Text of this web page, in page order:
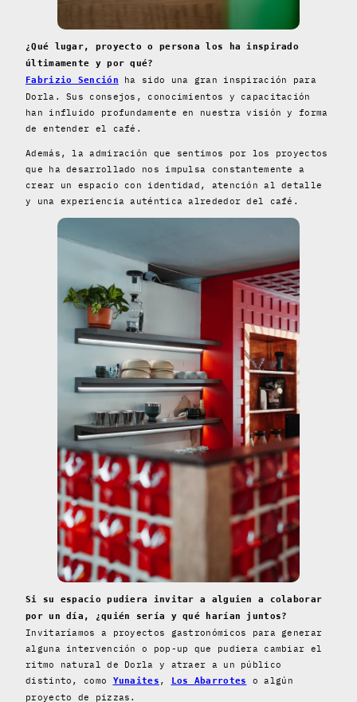
¿Qué lugar, proyecto o persona los ha inspirado
últimamente y por qué?
Fabrizio Sención
ha sido una gran inspiración para
Dorla. Sus consejos, conocimientos y capacitación
han influido profundamente en nuestra visión y forma
de entender el café.
Además, la admiración que sentimos por los proyectos
que ha desarrollado nos impulsa constantemente a
crear un espacio con identidad, atención al detalle
y una experiencia auténtica alrededor del café.
Si su espacio pudiera invitar a alguien a colaborar
por un día, ¿quién sería y qué harían juntos?
Invitaríamos a proyectos gastronómicos para generar
alguna intervención o pop-up que pudiera cambiar el
ritmo natural de Dorla y atraer a un público
distinto, como Yunaites , Los Abarrotes
o algún
proyecto de pizzas.